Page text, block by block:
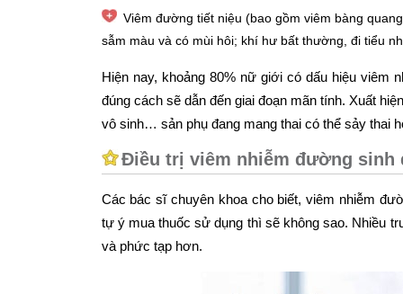
Viêm đường tiết niệu (bao gồm viêm bàng
sẫm màu và có mùi hôi; khí hư bất thường, đi tiểu
Hiện nay, khoảng 80% nữ giới có dấu hiệu viêm
đúng cách sẽ dẫn đến giai đoạn mãn tính. Xuất
vô sinh… sản phụ đang mang thai có thể sảy thai
Điều trị viêm nhiễm đường sinh
Các bác sĩ chuyên khoa cho biết, viêm nhiễm
tự ý mua thuốc sử dụng thì sẽ không sao. Nhiều
và phức tạp hơn.